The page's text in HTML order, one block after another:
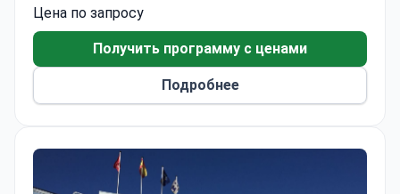
пациентов приезжают из стран СНГ, Европы и
Содружества, а также из США, Канады и
Австралии.
Цена по запросу
Получить программу с ценами
Подробнее